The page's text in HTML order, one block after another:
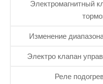
Электромагнитный
Изменение
Электро клапан
Реле